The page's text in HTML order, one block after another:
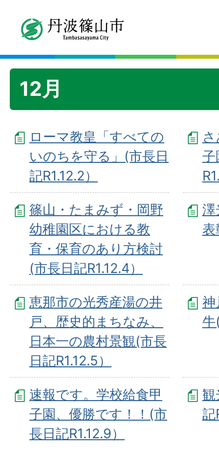
12月
ローマ教皇「すべての
いのちを守る」(市長日
記R1.12.2）
子
篠山・たまみず・岡野
幼稚園区における教
育・保育のあり方検討
(市長日記R1.12.4）
澤
表
恵那市の光秀産湯の井
戸、歴史的まちなみ、
日本一の農村景観(市長
日記R1.12.5）
神
牛
速報です。学校給食甲
子園、優勝です！！(市
長日記R1.12.9）
観
記